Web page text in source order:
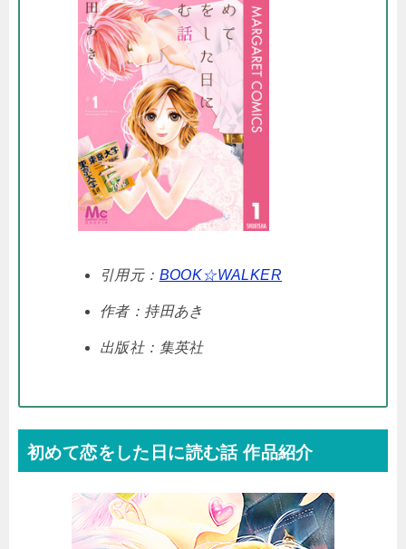
引用元： BOOK☆WALKER
作者：持田あき
出版社：集英社
初めて恋をした日に読む話 作品紹介